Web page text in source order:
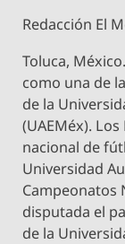
Redacción El
Toluca,
como una de
de la
(UAEMéx).
nacional de
Universidad
Campeonatos
disputada el
de la